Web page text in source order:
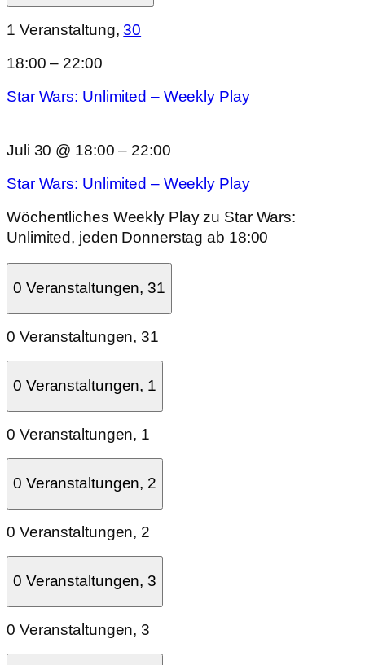
1 Veranstaltung,30
18:00– 22:00
Star Wars: Unlimited – Weekly Play
Juli 30 @ 18:00 – 22:00
Star Wars: Unlimited – Weekly Play
Wöchentliches Weekly Play zu Star Wars:
Unlimited, jeden Donnerstag ab 18:00
0 Veranstaltungen,31
0 Veranstaltungen,31
0 Veranstaltungen, 1
0 Veranstaltungen, 1
0 Veranstaltungen, 2
0 Veranstaltungen, 2
0 Veranstaltungen,3
0 Veranstaltungen,3